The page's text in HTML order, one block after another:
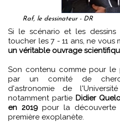
Raf, le dessinateur - DR
Si le scénario et les dessins se veulent attractifs pour
toucher les 7 - 11 ans, ne vous
un véritable ouvrage
Son contenu comme pour le
par un comité de
d'astronomie de
notamment partie Didier
en 2019pour la découverte
première exoplanète.